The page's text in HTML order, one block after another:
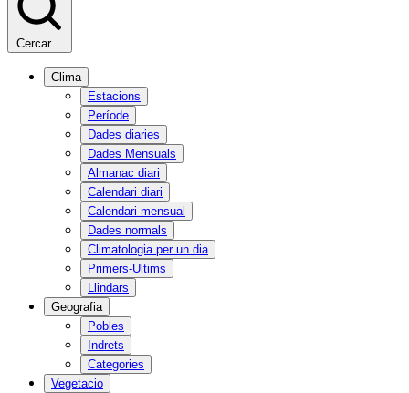
Cercar…
Clima
Estacions
Període
Dades diaries
Dades Mensuals
Almanac diari
Calendari diari
Calendari mensual
Dades normals
Climatologia per un dia
Primers-Ultims
Llindars
Geografia
Pobles
Indrets
Categories
Vegetacio